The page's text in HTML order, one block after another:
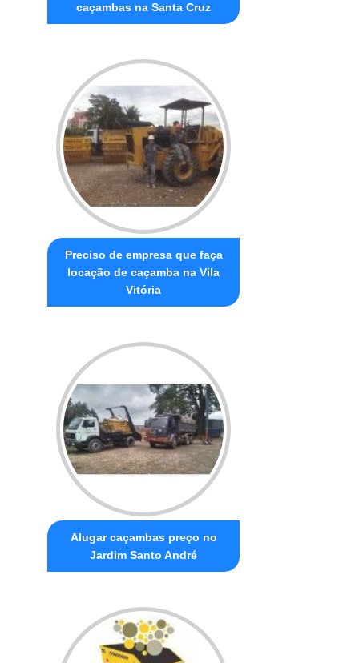
caçambas na Santa Cruz
Preciso de empresa que faça
locação de caçamba na Vila
Vitória
Alugar caçambas preço no
Jardim Santo André